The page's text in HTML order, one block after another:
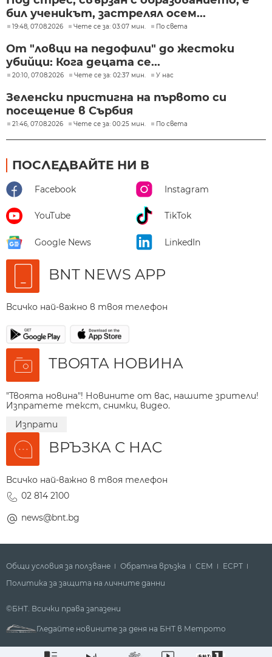
бил ученикът, застрелял осем...
19:48, 07.08.2026 Чете се за: 03:07 мин. По света
От "ловци на педофили" до жестоки
убийци: Кога децата се...
20:10, 07.08.2026 Чете се за: 02:37 мин. У нас
Зеленски пристигна на първото си
посещение в Сърбия
21:46, 07.08.2026 Чете се за: 00:25 мин. По света
ПОСЛЕДВАЙТЕ НИ В
Facebook Instagram
YouTube TikTok
Google News LinkedIn
BNT NEWS APP
Всичко най-важно в твоя телефон
ТВОЯТА НОВИНА
"Твоята новина"! Новините от вас, нашите зрители!
Изпратете текст, снимки, видео.
Изпрати
ВРЪЗКА С НАС
Всичко най-важно в твоя телефон
02 814 2100
news@bnt.bg
Общи условия за ползване Обратна връзка СЕМ
ECPT
Политика за защита на личните данни
©БНТ. Всички права запазени
Гледайте новините за деня на БНТ в Метрото